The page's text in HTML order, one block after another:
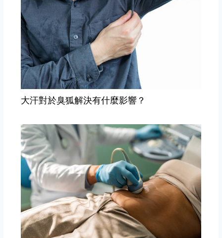
大汗對於臭狐解決有什麼影響？